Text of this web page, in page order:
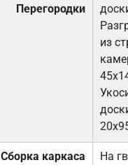
Перегородки
из
Сборка каркаса На